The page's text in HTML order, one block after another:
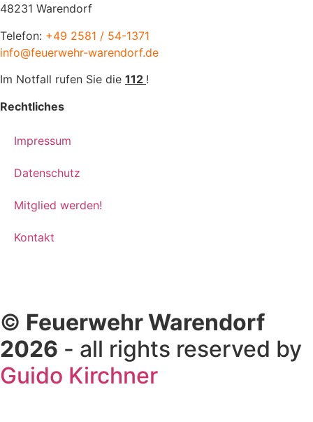
48231 Warendorf
Telefon: +49 2581 / 54-1371
info@feuerwehr-warendorf.de
Im Notfall rufen Sie die 112 !
Rechtliches
Impressum
Datenschutz
Mitglied werden!
Kontakt
© Feuerwehr Warendorf
2026 - all rights reserved by
Guido Kirchner